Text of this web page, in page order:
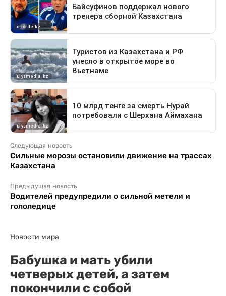
Следующая новость
Сильные морозы остановили движение на трассах
Казахстана
Предыдущая новость
Водителей предупредили о сильной метели и
гололедице
Новости мира
Бабушка и мать убили
четверых детей, а затем
покончили с собой